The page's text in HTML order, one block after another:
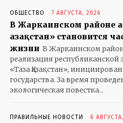
ОБЩЕСТВО 7 АВГУСТА, 2026
В Жаркаинском районе
Қазақстан» становится
жизни В Жаркаинском
реализация республиканской
«Таза Қазақстан»,
государства. За время
экологическая повестка...
ПРАВИЛЬНЫЕ НОВОСТИ 6